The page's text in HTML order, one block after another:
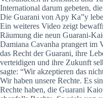
International darum gebeten,
Die Guarani von Apy Ka”y
Ein weiteres Video zeigt
Räumung die neun Guarani-
Damiana Cavanha prangert im
das Recht der Guarani, ihre
verteidigen und ihre Zukunft
sagte: “Wir akzeptieren das
Wir haben unsere Rechte. Es
Rechte haben, die Guarani